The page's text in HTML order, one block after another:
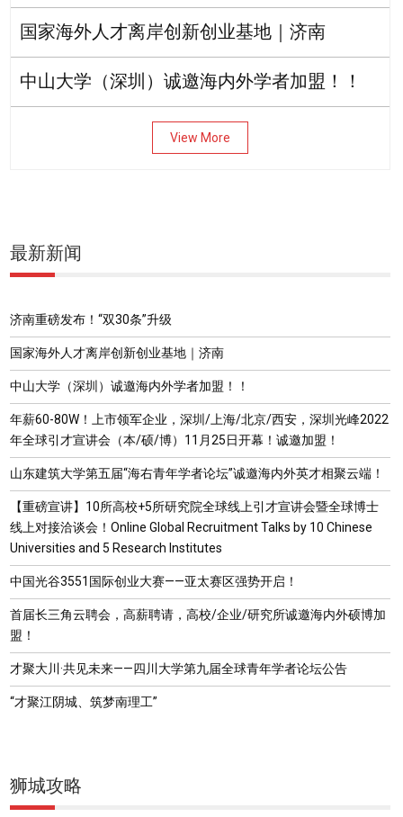
国家海外人才离岸创新创业基地｜济南
中山大学（深圳）诚邀海内外学者加盟！！
View More
最新新闻
济南重磅发布！“双30条”升级
国家海外人才离岸创新创业基地｜济南
中山大学（深圳）诚邀海内外学者加盟！！
年薪60-80W！上市领军企业，深圳/上海/北京/西安，深圳光峰2022
年全球引才宣讲会（本/硕/博）11月25日开幕！诚邀加盟！
山东建筑大学第五届“海右青年学者论坛”诚邀海内外英才相聚云端！
【重磅宣讲】10所高校+5所研究院全球线上引才宣讲会暨全球博士
线上对接洽谈会！Online Global Recruitment Talks by 10 Chinese
Universities and 5 Research Institutes
中国光谷3551国际创业大赛——亚太赛区强势开启！
首届长三角云聘会，高薪聘请，高校/企业/研究所诚邀海内外硕博加
盟！
才聚大川·共见未来——四川大学第九届全球青年学者论坛公告
“才聚江阴城、筑梦南理工”
狮城攻略